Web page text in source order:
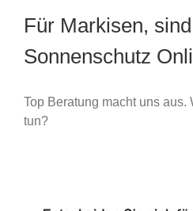
Für Markisen,
Sonnenschutz
Top Beratung macht uns aus.
tun?